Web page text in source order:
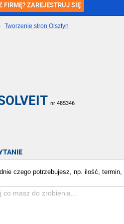
FIRMĘ? ZAREJESTRUJ SIĘ
Tworzenie stron Olsztyn
nr 485346
czego potrzebujesz, np. ilość, termin,